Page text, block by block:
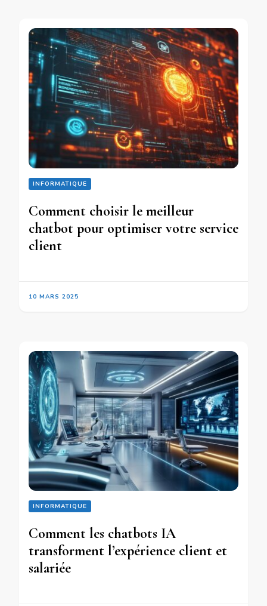
INFORMATIQUE
Comment choisir le meilleur
chatbot pour optimiser votre service
client
10 MARS 2025
INFORMATIQUE
Comment les chatbots IA
transforment l’expérience client et
salariée